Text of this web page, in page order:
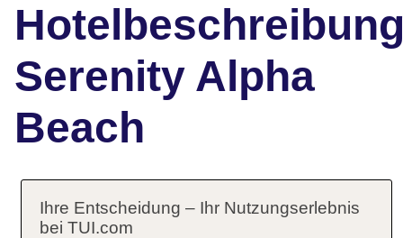
Serenity Alpha
Beach
Das bietet Ihre Unterkunft
Ihre Entscheidung – Ihr Nutzungserlebnis
bei TUI.com